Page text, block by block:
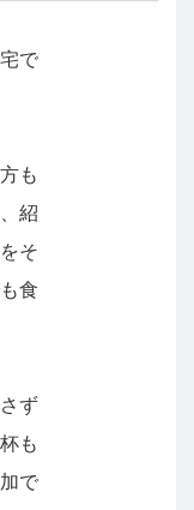
で
も
紹
そ
食
ず
も
で